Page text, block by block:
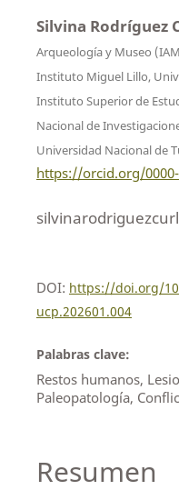
Silvina Rodríguez
Arqueología y Museo
Instituto Miguel Lillo,
Instituto Superior de
Nacional de
Universidad Nacional de
https://orcid.org/0000-
DOI: https://doi.org/
ucp.202601.004
Palabras clave:
Restos humanos,
Paleopatología,
Resumen